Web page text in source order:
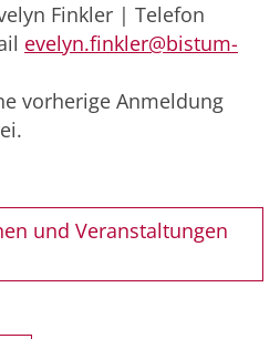
Finkler | Telefon
evelyn.finkler@bistum-
vorherige Anmeldung
und Veranstaltungen